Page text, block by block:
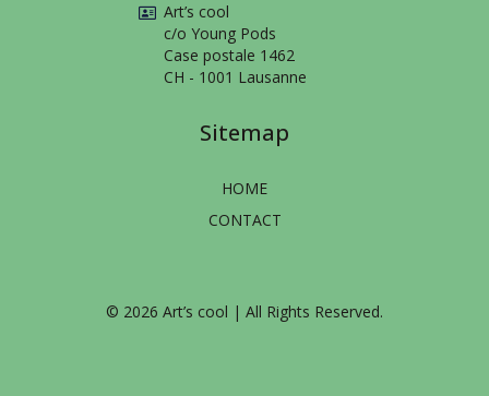
Art’s cool
c/o Young Pods
Case postale 1462
CH - 1001 Lausanne
Sitemap
HOME
CONTACT
© 2026 Art’s cool | All Rights Reserved.